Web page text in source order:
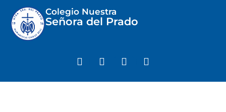
Colegio Nuestra
Señora del Prado